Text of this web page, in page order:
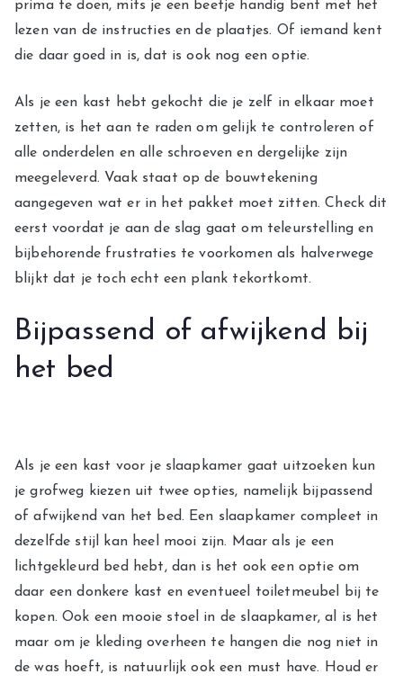
prima te doen, mits je een beetje handig bent met het
lezen van de instructies en de plaatjes. Of iemand kent
die daar goed in is, dat is ook nog een optie.
Als je een kast hebt gekocht die je zelf in elkaar moet
zetten, is het aan te raden om gelijk te controleren of
alle onderdelen en alle schroeven en dergelijke zijn
meegeleverd. Vaak staat op de bouwtekening
aangegeven wat er in het pakket moet zitten. Check dit
eerst voordat je aan de slag gaat om teleurstelling en
bijbehorende frustraties te voorkomen als halverwege
blijkt dat je toch echt een plank tekortkomt.
Bijpassend of afwijkend bij
het bed
Als je een kast voor je slaapkamer gaat uitzoeken kun
je grofweg kiezen uit twee opties, namelijk bijpassend
of afwijkend van het bed. Een slaapkamer compleet in
dezelfde stijl kan heel mooi zijn. Maar als je een
lichtgekleurd bed hebt, dan is het ook een optie om
daar een donkere kast en eventueel toiletmeubel bij te
kopen. Ook een mooie stoel in de slaapkamer, al is het
maar om je kleding overheen te hangen die nog niet in
de was hoeft, is natuurlijk ook een must have. Houd er